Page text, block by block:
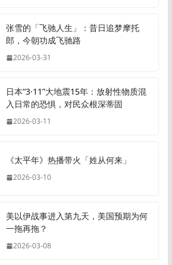
张雪的「飞驰人生」：昔日追梦摩托
郎，今朝功成飞驰路
2026-03-31
日本“3·11”大地震15年：放射性物质混
入日常的恐惧，对民众根深蒂固
2026-03-11
《太平年》热播带火「姓从何来」
2026-03-10
美以伊战事进入第九天，美国预期为何
一拖再拖？
2026-03-08